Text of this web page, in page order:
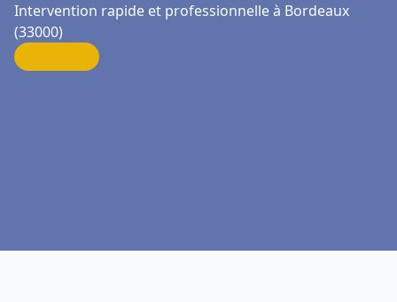
Intervention rapide et professionnelle à Bordeaux
(33000)